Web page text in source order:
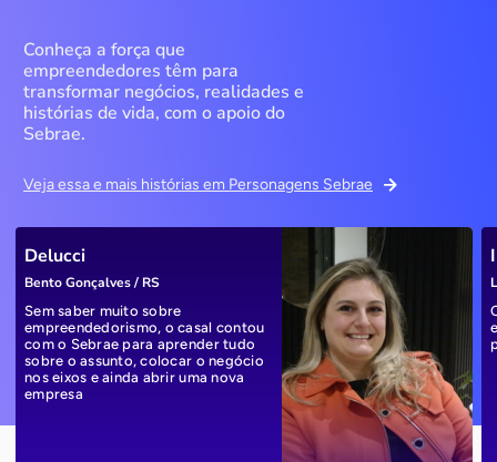
Conheça a força que
empreendedores têm para
transformar negócios, realidades e
histórias de vida, com o apoio do
Sebrae.
Veja essa e mais histórias em Personagens Sebrae
Delucci
Bento Gonçalves / RS
Sem saber muito sobre
empreendedorismo, o casal contou
com o Sebrae para aprender tudo
sobre o assunto, colocar o negócio
nos eixos e ainda abrir uma nova
empresa